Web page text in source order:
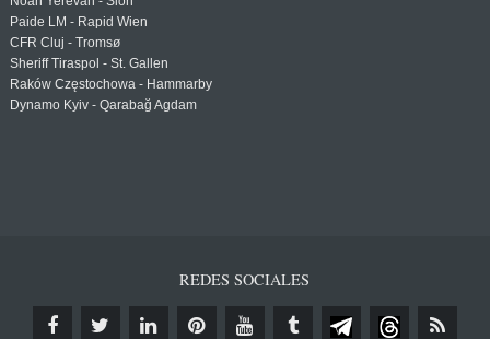
Paide LM - Rapid Wien
CFR Cluj - Tromsø
Sheriff Tiraspol - St. Gallen
Raków Częstochowa - Hammarby
Dynamo Kyiv - Qarabağ Agdam
REDES SOCIALES